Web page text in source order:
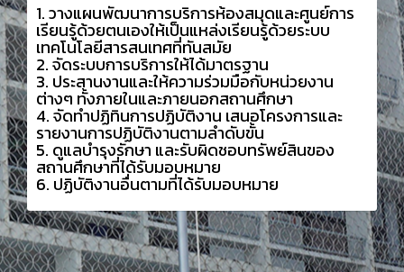
1. วางแผนพัฒนาการบริการห้องสมุดและศูนย์การ
เรียนรู้ด้วยตนเองให้เป็นแหล่งเรียนรู้ด้วยระบบ
เทคโนโลยีสารสนเทศที่ทันสมัย
2. จัดระบบการบริการให้ได้มาตรฐาน
3. ประสานงานและให้ความร่วมมือกับหน่วยงาน
ต่างๆ ทั้งภายในและภายนอกสถานศึกษา
4. จัดทำปฏิทินการปฏิบัติงาน เสนอโครงการและ
รายงานการปฏิบัติงานตามลำดับขั้น
5. ดูแลบำรุงรักษา และรับผิดชอบทรัพย์สินของ
สถานศึกษาที่ได้รับมอบหมาย
6. ปฏิบัติงานอื่นตามที่ได้รับมอบหมาย